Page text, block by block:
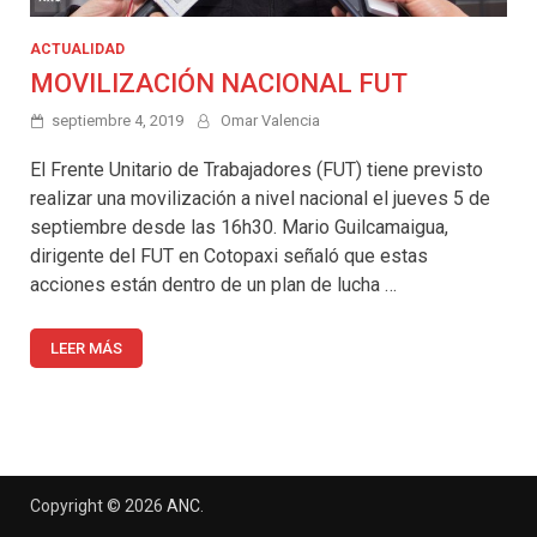
ACTUALIDAD
MOVILIZACIÓN NACIONAL FUT
septiembre 4, 2019 Omar Valencia
El Frente Unitario de Trabajadores (FUT) tiene previsto
realizar una movilización a nivel nacional el jueves 5 de
septiembre desde las 16h30. Mario Guilcamaigua,
dirigente del FUT en Cotopaxi señaló que estas
acciones están dentro de un plan de lucha …
LEER MÁS
Copyright © 2026 ANC.